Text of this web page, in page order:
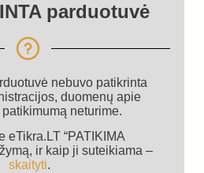
parduotuvė
nebuvo patikrinta
duomenų apie
neturime.
eTikra.LT “PATIKIMA
ir kaip ji suteikiama –
skaityti.